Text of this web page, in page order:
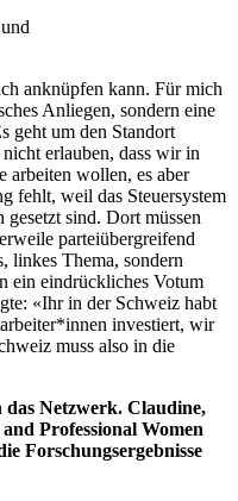
anknüpfen kann. Für mich
Anliegen, sondern eine
geht um den Standort
erlauben, dass wir in
arbeiten wollen, es aber
fehlt, weil das Steuersystem
sind. Dort müssen
parteiübergreifend
linkes Thema, sondern
ein eindrückliches Votum
«Ihr in der Schweiz habt
investiert, wir
muss also in die
das Netzwerk. Claudine,
Professional Women
Forschungsergebnisse